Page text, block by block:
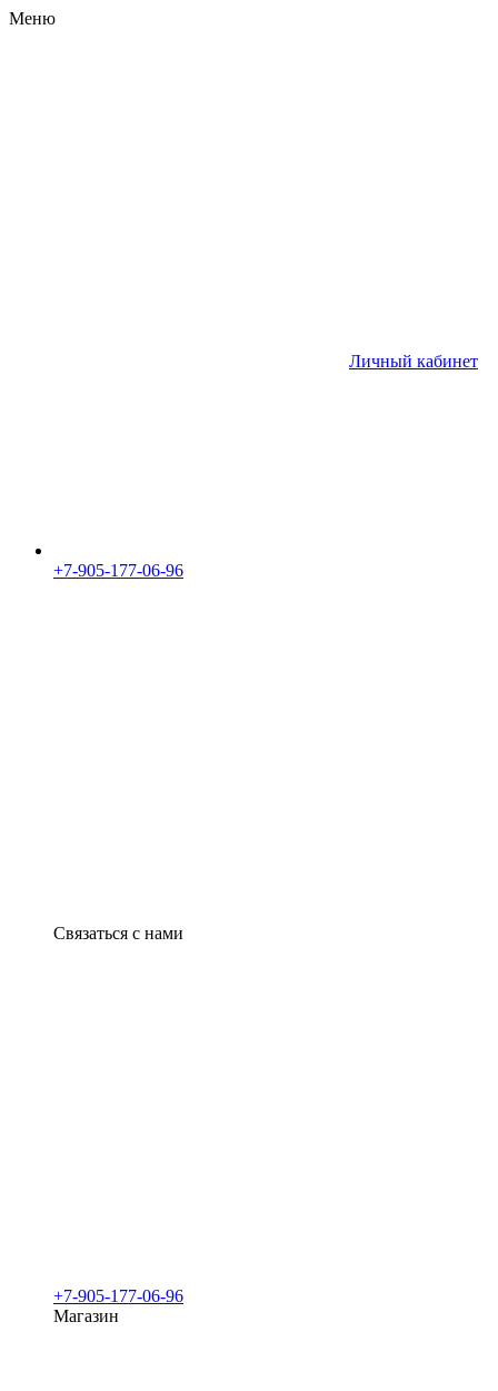
Меню
Личный кабинет
+7-905-177-06-96
Связаться с нами
+7-905-177-06-96
Магазин